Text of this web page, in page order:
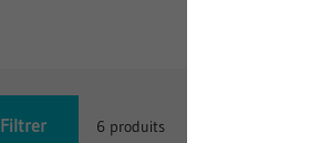
Filtrer 6 produits